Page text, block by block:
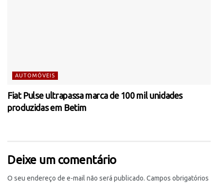
AUTOMÓVEIS
Fiat Pulse ultrapassa marca de 100 mil unidades
produzidas em Betim
Deixe um comentário
O seu endereço de e-mail não será publicado. Campos obrigatórios